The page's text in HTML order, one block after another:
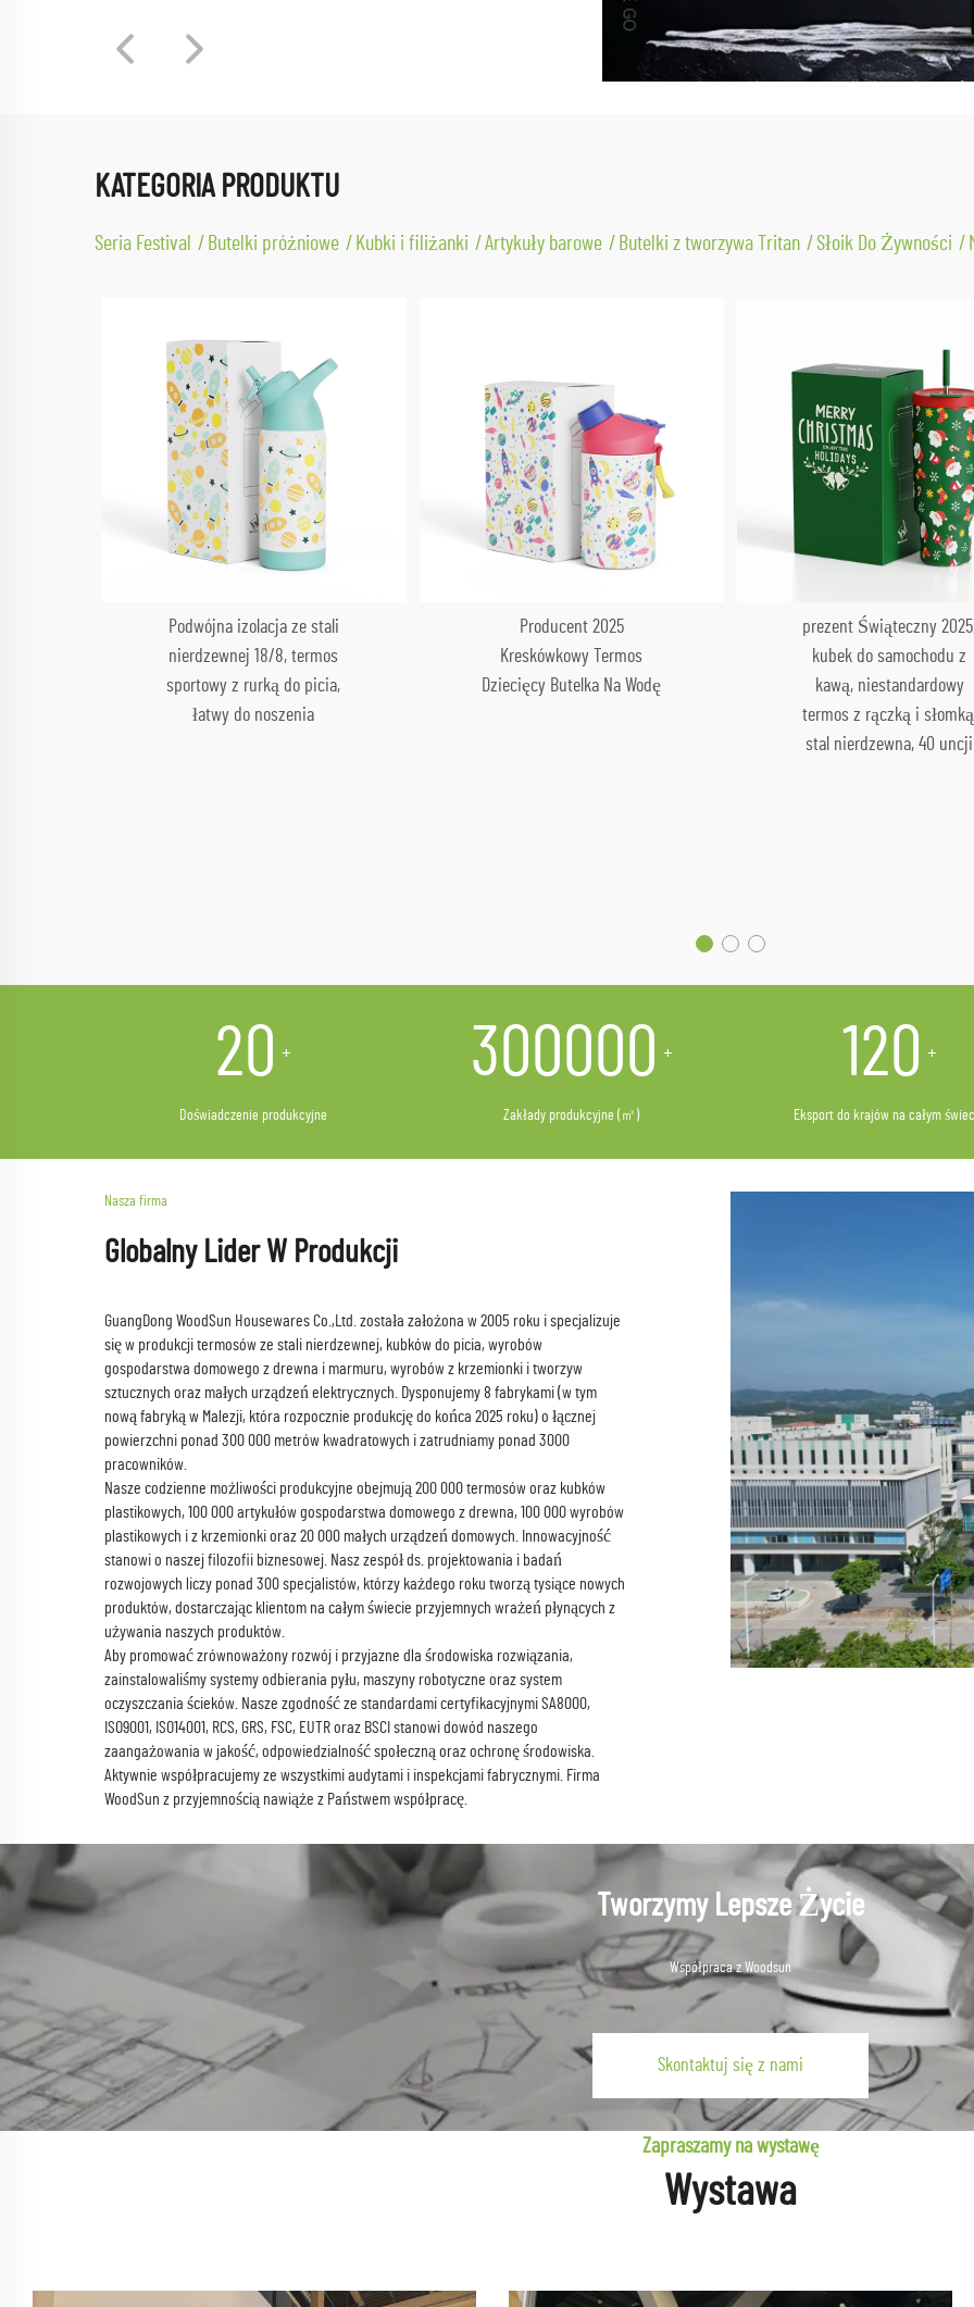
KATEGORIA PRODUKTU
Seria Festival Butelki próżniowe Kubki i filiżanki Artykuły barowe Butelki z tworzywa Tritan Słoik Do Żywności
Podwójna izolacja ze stali
nierdzewnej 18/8, termos
sportowy z rurką do picia,
łatwy do noszenia
Producent 2025
Kreskówkowy Termos
Dziecięcy Butelka Na Wodę
prezent Świąteczny
kubek do samochodu z
kawą, niestandardowy
termos z rączką i
stal nierdzewna, 40 uncji
20 +
Doświadczenie produkcyjne
300000 +
Zakłady produkcyjne (㎡)
120 +
Eksport do krajów na całym
Nasza firma
Globalny Lider W Produkcji
GuangDong WoodSun Housewares Co.,Ltd. została założona w 2005 roku i specjalizuje
się w produkcji termosów ze stali nierdzewnej, kubków do picia, wyrobów
gospodarstwa domowego z drewna i marmuru, wyrobów z krzemionki i tworzyw
sztucznych oraz małych urządzeń elektrycznych. Dysponujemy 8 fabrykami (w tym
nową fabryką w Malezji, która rozpocznie produkcję do końca 2025 roku) o łącznej
powierzchni ponad 300 000 metrów kwadratowych i zatrudniamy ponad 3000
pracowników.
Nasze codzienne możliwości produkcyjne obejmują 200 000 termosów oraz kubków
plastikowych, 100 000 artykułów gospodarstwa domowego z drewna, 100 000 wyrobów
plastikowych i z krzemionki oraz 20 000 małych urządzeń domowych. Innowacyjność
stanowi o naszej filozofii biznesowej. Nasz zespół ds. projektowania i badań
rozwojowych liczy ponad 300 specjalistów, którzy każdego roku tworzą tysiące nowych
produktów, dostarczając klientom na całym świecie przyjemnych wrażeń płynących z
używania naszych produktów.
Aby promować zrównoważony rozwój i przyjazne dla środowiska rozwiązania,
zainstalowaliśmy systemy odbierania pyłu, maszyny robotyczne oraz system
oczyszczania ścieków. Nasze zgodność ze standardami certyfikacyjnymi SA8000,
ISO9001, ISO14001, RCS, GRS, FSC, EUTR oraz BSCI stanowi dowód naszego
zaangażowania w jakość, odpowiedzialność społeczną oraz ochronę środowiska.
Aktywnie współpracujemy ze wszystkimi audytami i inspekcjami fabrycznymi. Firma
WoodSun z przyjemnością nawiąże z Państwem współpracę.
Tworzymy Lepsze Życie
Współpraca z Woodsun
Skontaktuj się z nami
Zapraszamy na wystawę
Wystawa